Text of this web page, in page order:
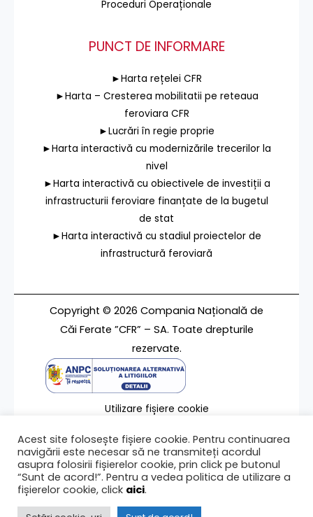
Proceduri Operaționale
PUNCT DE INFORMARE
►Harta rețelei CFR
►Harta – Cresterea mobilitatii pe reteaua
feroviara CFR
►Lucrări în regie proprie
►Harta interactivă cu modernizările trecerilor la
nivel
►Harta interactivă cu obiectivele de investiții a
infrastructurii feroviare finanțate de la bugetul
de stat
►Harta interactivă cu stadiul proiectelor de
infrastructură feroviară
Copyright © 2026 Compania Națională de
Căi Ferate ”CFR” – SA. Toate drepturile
rezervate.
Utilizare fișiere cookie
Contact
Ultima modificare a paginii 31/05/2016
Acest site folosește fișiere cookie. Pentru continuarea
navigării este necesar să ne transmiteți acordul
asupra folosirii fișierelor cookie, prin click pe butonul
“Sunt de acord!”. Pentru a vedea politica de utilizare a
fișierelor cookie, click aici.